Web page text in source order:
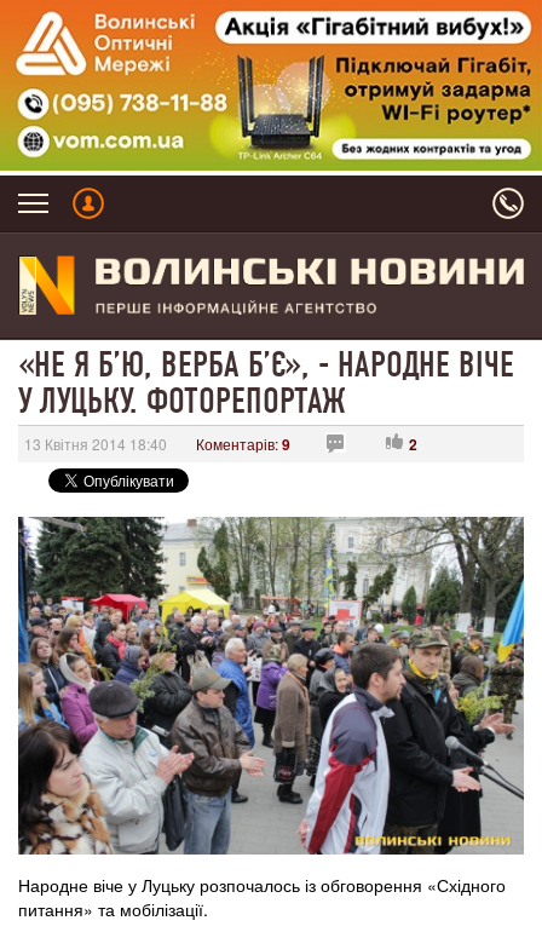
«НЕ Я Б’Ю, ВЕРБА Б’Є», - НАРОДНЕ ВІЧЕ
У ЛУЦЬКУ. ФОТОРЕПОРТАЖ
13 Квітня 2014 18:40 Коментарів:9 2
Народне віче у Луцьку розпочалось із обговорення «Східного
питання» та мобілізації.